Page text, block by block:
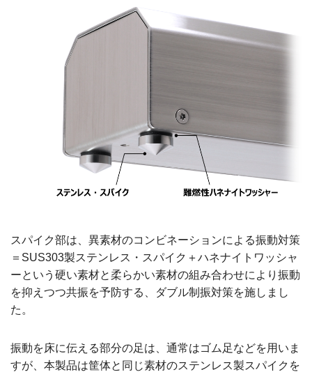
スパイク部は、異素材のコンビネーションによる振動対策
＝SUS303製ステンレス・スパイク＋ハネナイトワッシャ
ーという硬い素材と柔らかい素材の組み合わせにより振動
を抑えつつ共振を予防する、ダブル制振対策を施しまし
た。
振動を床に伝える部分の足は、通常はゴム足などを用いま
すが、本製品は筐体と同じ素材のステンレス製スパイクを